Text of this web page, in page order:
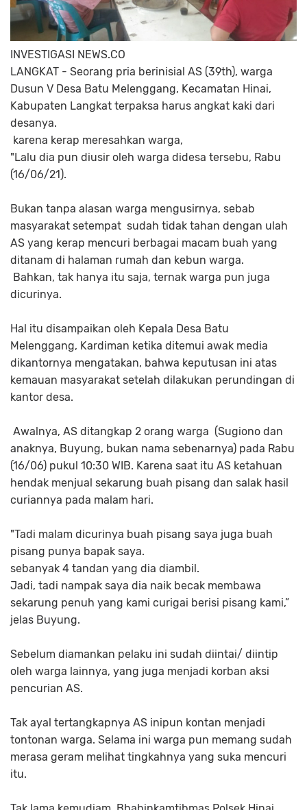
INVESTIGASI NEWS.CO
LANGKAT - Seorang pria berinisial AS (39th), warga
Dusun V Desa Batu Melenggang, Kecamatan Hinai,
Kabupaten Langkat terpaksa harus angkat kaki dari
desanya.
karena kerap meresahkan warga,
"Lalu dia pun diusir oleh warga didesa tersebu, Rabu
(16/06/21).
Bukan tanpa alasan warga mengusirnya, sebab
masyarakat setempat sudah tidak tahan dengan ulah
AS yang kerap mencuri berbagai macam buah yang
ditanam di halaman rumah dan kebun warga.
Bahkan, tak hanya itu saja, ternak warga pun juga
dicurinya.
Hal itu disampaikan oleh Kepala Desa Batu
Melenggang, Kardiman ketika ditemui awak media
dikantornya mengatakan, bahwa keputusan ini atas
kemauan masyarakat setelah dilakukan perundingan di
kantor desa.
Awalnya, AS ditangkap 2 orang warga (Sugiono dan
anaknya, Buyung, bukan nama sebenarnya) pada Rabu
(16/06) pukul 10:30 WIB. Karena saat itu AS ketahuan
hendak menjual sekarung buah pisang dan salak hasil
curiannya pada malam hari.
"Tadi malam dicurinya buah pisang saya juga buah
pisang punya bapak saya.
sebanyak 4 tandan yang dia diambil.
Jadi, tadi nampak saya dia naik becak membawa
sekarung penuh yang kami curigai berisi pisang kami,”
jelas Buyung.
Sebelum diamankan pelaku ini sudah diintai/ diintip
oleh warga lainnya, yang juga menjadi korban aksi
pencurian AS.
Tak ayal tertangkapnya AS inipun kontan menjadi
tontonan warga. Selama ini warga pun memang sudah
merasa geram melihat tingkahnya yang suka mencuri
itu.